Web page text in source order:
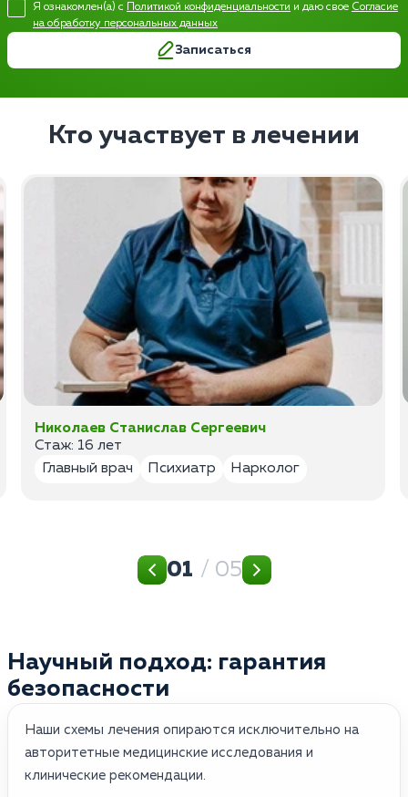
Я ознакомлен(а) с Политикой конфиденциальности и даю свое Согласие
на обработку персональных данных
Записаться
Кто участвует в лечении
Николаев Станислав Сергеевич
Стаж: 16 лет
Главный врач
Психиатр Нарколог
01 / 05
Научный подход: гарантия
безопасности
Наши схемы лечения опираются исключительно на
авторитетные медицинские исследования и
клинические рекомендации.